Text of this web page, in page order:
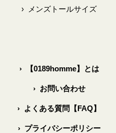
› メンズトールサイズ
›【0189homme】とは
›お問い合わせ
› よくある質問【FAQ】
›プライバシーポリシー